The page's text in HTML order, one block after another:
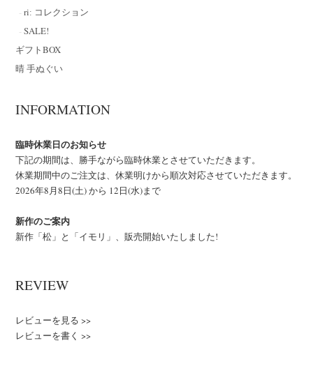
riː コレクション
SALE!
ギフトBOX
晴 手ぬぐい
INFORMATION
臨時休業日のお知らせ
下記の期間は、勝手ながら臨時休業とさせていただきます。
休業期間中のご注文は、休業明けから順次対応させていただきます。
2026年8月8日(土) から 12日(水)まで
新作のご案内
新作「松」と「イモリ」、販売開始いたしました!
REVIEW
レビューを見る >>
レビューを書く >>